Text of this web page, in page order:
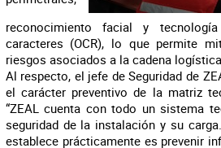
reconocimiento facial y
caracteres (OCR), lo que permite
riesgos asociados a la cadena
Al respecto, el jefe de Seguridad de
el carácter preventivo de la matriz
“ZEAL cuenta con todo un sistema
seguridad de la instalación y su
establece prácticamente es prevenir